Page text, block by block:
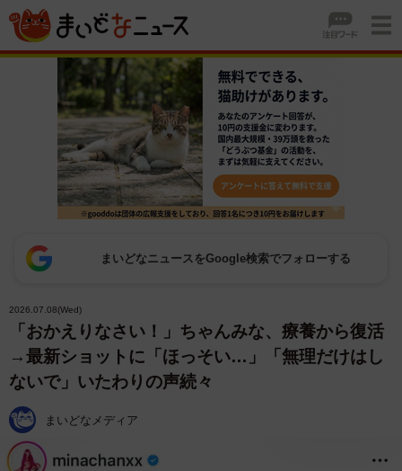
まいどなニュースをGoogle検索でフォローする
2026.07.08(Wed)
「おかえりなさい！」ちゃんみな、療養から復活
→最新ショットに「ほっそい…」「無理だけはし
ないで」いたわりの声続々
まいどなメディア